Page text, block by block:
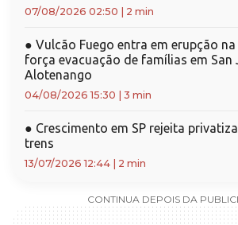
07/08/2026 02:50 2 min
● Vulcão Fuego entra em erupção
força evacuação de famílias em San
Alotenango
04/08/2026 15:30 3 min
● Crescimento em SP rejeita
trens
13/07/2026 12:44 2 min
CONTINUA DEPOIS DA